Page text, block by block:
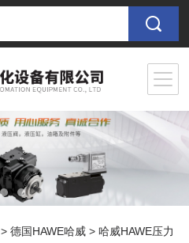
>德国HAWE哈威 >哈威HAWE压力